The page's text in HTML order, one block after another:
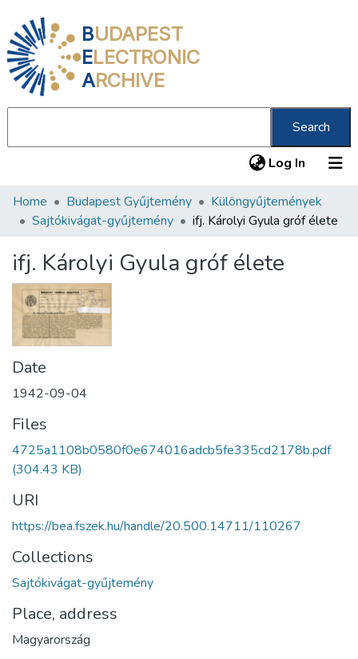
BUDAPEST
ELECTRONIC
ARCHIVE
Search
Log In (current)
Communities & Collections
Statistics
About us
Home Budapest Gyűjtemény
Különgyűjtemények
Sajtókivágat-gyűjtemény
ifj. Károlyi Gyula gróf élete
ifj. Károlyi Gyula gróf élete
Date
1942-09-04
Files
4725a1108b0580f0e674016adcb5fe335cd2178b.pdf
(304.43 KB)
URI
https://bea.fszek.hu/handle/20.500.14711/110267
Collections
Sajtókivágat-gyűjtemény
Place, address
Magyarország